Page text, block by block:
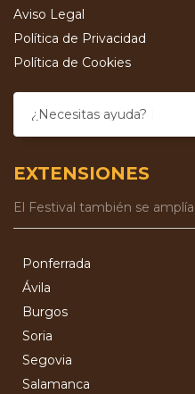
Aviso Legal
Política de Privacidad
Política de Cookies
¿Necesitas ayuda?
EXTENSIONES
El Festival también se
Ponferrada
Ávila
Burgos
Soria
Segovia
Salamanca